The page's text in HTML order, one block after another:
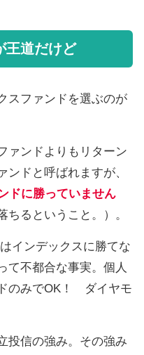
王道だけど
スファンドを選ぶのが
ァンドよりもリターン
ンドと呼ばれますが、
ドに勝っていません
ちるということ。）。
インデックスに勝てな
て不都合な事実。個人
のみでOK！ ダイヤモ
投信の強み。その強み